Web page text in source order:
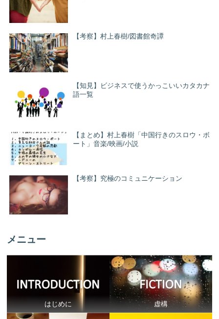
【考察】村上春樹/図書館奇譚
【知見】ビジネスで使うかっこいいカタカナ
語一覧
【まとめ】村上春樹「中国行きのスロウ・ボ
ート」音楽/映画/小説
【考察】究極のコミュニケーション
メニュー
はじめに 虚構